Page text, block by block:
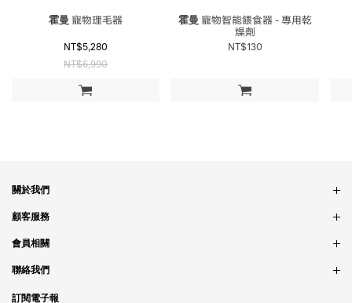
加入購物車
霍曼 寵物理毛器
NT$5,280
NT$6,990
加入購物車
霍曼
燥劑
NT$130
關於我們
品牌故事
銷售據點
隱私政策
顧客服務
訂單問題
付款問題
配送問題
會員相關
會員制度
紅利制度
聯絡我們
合作相關
訂閱電子報